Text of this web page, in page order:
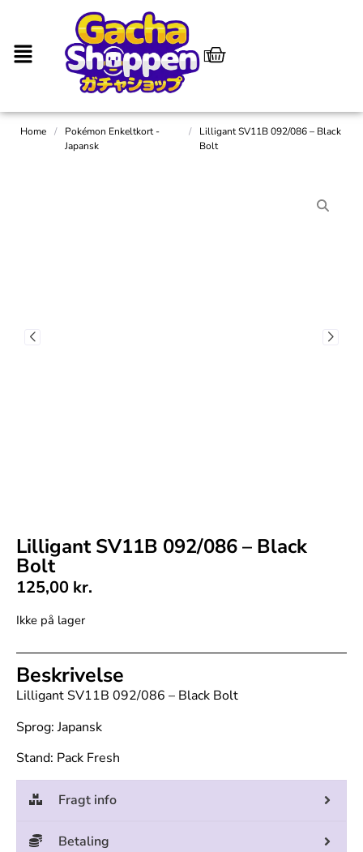
Home /
Pokémon Enkeltkort -
Japansk
/
Lilligant SV11B 092/086 – Black
Bolt
Lilligant SV11B 092/086 – Black
Bolt
125,00 kr.
Ikke på lager
Beskrivelse
Lilligant SV11B 092/086 – Black Bolt
Sprog: Japansk
Stand: Pack Fresh
Fragt info
Betaling